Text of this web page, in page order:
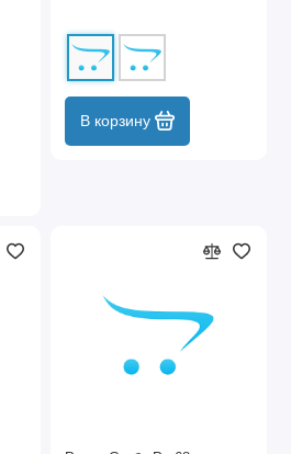
В корзину